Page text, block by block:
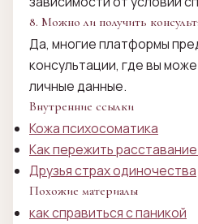
8. Можно ли получить
Да, многие платформы
консультации, где вы
личные данные.
Внутренние ссылки
Кожа психосоматика
Как пережить
Друзья страх одиночества
Похожие материалы
как справиться с паникой